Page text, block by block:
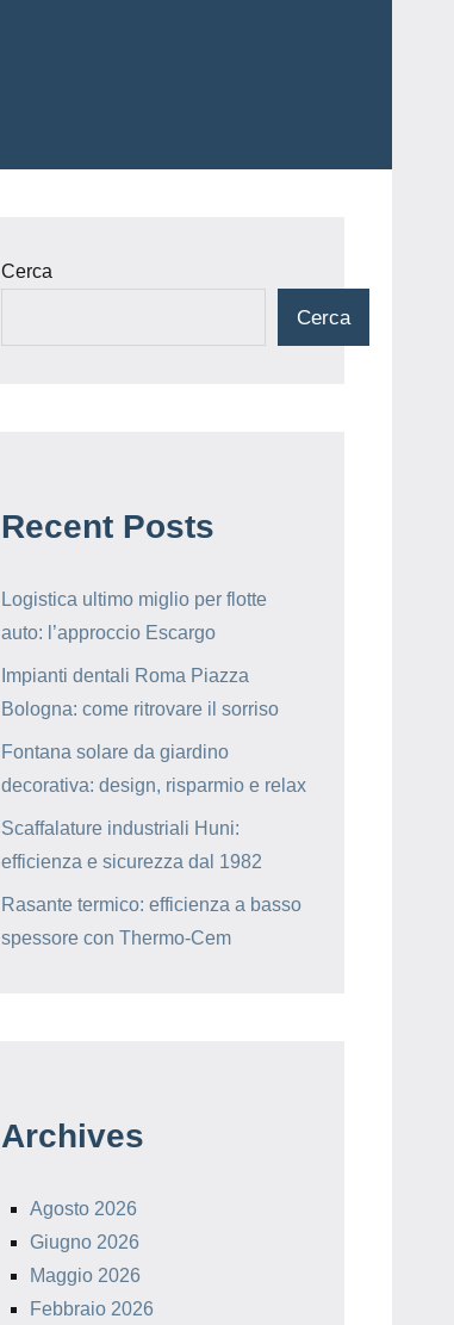
Cerca
Cerca
Recent Posts
Logistica ultimo miglio per flotte
auto: l’approccio Escargo
Impianti dentali Roma Piazza
Bologna: come ritrovare il sorriso
Fontana solare da giardino
decorativa: design, risparmio e relax
Scaffalature industriali Huni:
efficienza e sicurezza dal 1982
Rasante termico: efficienza a basso
spessore con Thermo-Cem
Archives
Agosto 2026
Giugno 2026
Maggio 2026
Febbraio 2026